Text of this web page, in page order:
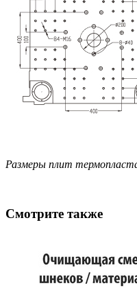
Размеры плит
Смотрите также